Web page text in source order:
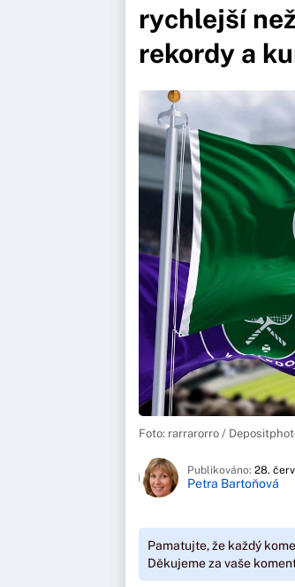
rychlejší
rekordy a
Foto: rarrarorro /
Publikováno: 28.
Petra Bartoňová
Pamatujte, že každý
Děkujeme za vaše